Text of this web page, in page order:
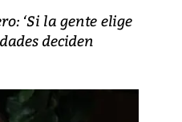
‘Si la gente elige
deciden